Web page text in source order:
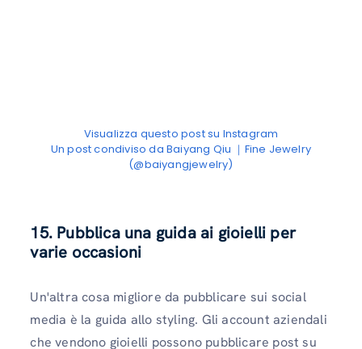
Visualizza questo post su Instagram
Un post condiviso da Baiyang Qiu ｜Fine Jewelry
(@baiyangjewelry)
15. Pubblica una guida ai gioielli per
varie occasioni
Un'altra cosa migliore da pubblicare sui social
media è la guida allo styling. Gli account aziendali
che vendono gioielli possono pubblicare post su